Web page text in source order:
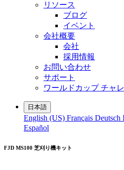
リソース
ブログ
イベント
会社概要
会社
採用情報
お問い合わせ
サポート
ワールドカップ チャ
日本語
English (US) Français Deutsch
Español
FJD MS100 芝刈り機キット